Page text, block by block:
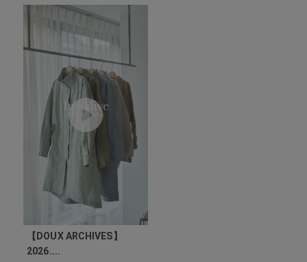
【DOUX ARCHIVES】
2026....